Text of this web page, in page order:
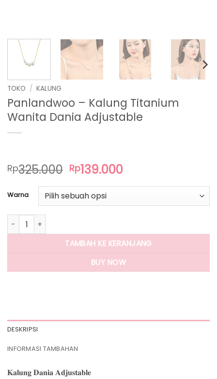
TOKO / KALUNG
Panlandwoo – Kalung Titanium
Wanita Dania Adjustable
Rp325.000 Harga
adalah:
Rp325.000.
Rp139.000Harga
adalah:
Warna
Kuantitas Panlandwoo - Kalung Titanium Wanita Dania
TAMBAH KE KERANJANG
BUY NOW
DESKRIPSI
INFORMASI TAMBAHAN
𝐊𝐚𝐥𝐮𝐧𝐠 𝐃𝐚𝐧𝐢𝐚 𝐀𝐝𝐣𝐮𝐬𝐭𝐚𝐛𝐥𝐞